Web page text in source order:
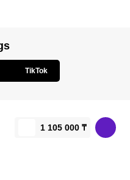
TikTok
1 105 000 ₸